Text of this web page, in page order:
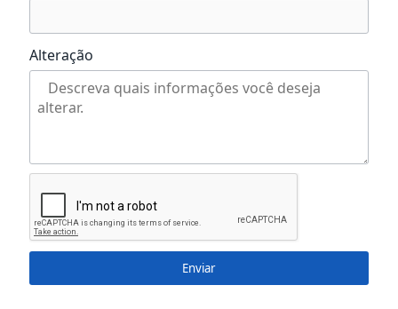
Alteração
Enviar